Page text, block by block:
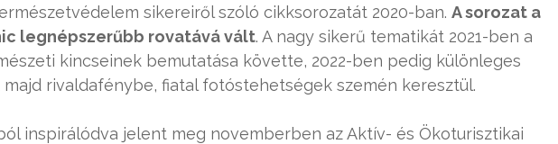
sikereiről szóló cikksorozatát 2020-ban. A sorozat a
legnépszerűbb rovatává vált. A nagy sikerű tematikát 2021-ben a
kincseinek bemutatása követte, 2022-ben pedig különleges
majd rivaldafénybe, fiatal fotóstehetségek szemén keresztül.
inspirálódva jelent meg novemberben az Aktív- és Ökoturisztikai